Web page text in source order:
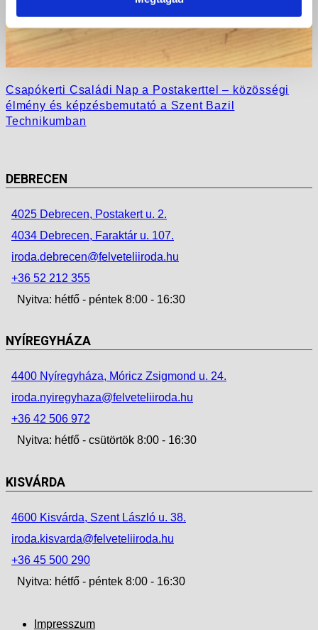
Csapókerti Családi Nap a Postakerttel – közösségi
élmény és képzésbemutató a Szent Bazil
Technikumban
DEBRECEN
4025 Debrecen, Postakert u. 2.
4034 Debrecen, Faraktár u. 107.
iroda.debrecen@felveteliiroda.hu
+36 52 212 355
Nyitva: hétfő - péntek 8:00 - 16:30
NYÍREGYHÁZA
4400 Nyíregyháza, Móricz Zsigmond u. 24.
iroda.nyiregyhaza@felveteliiroda.hu
+36 42 506 972
Nyitva: hétfő - csütörtök 8:00 - 16:30
KISVÁRDA
4600 Kisvárda, Szent László u. 38.
iroda.kisvarda@felveteliiroda.hu
+36 45 500 290
Nyitva: hétfő - péntek 8:00 - 16:30
Impresszum